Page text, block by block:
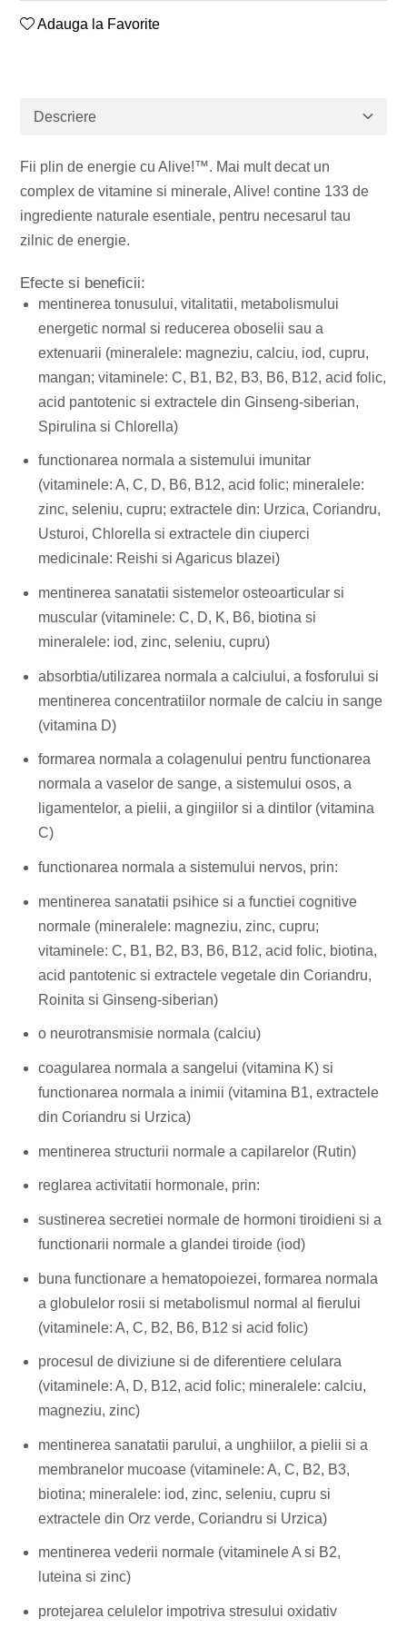
Antioxidanti
Cardiovasculare
Imunitate
Memorie
Somn usor
Produse pentru Ea
Potenta barbati
Produse pentru sportivi
Proteine
Suplimente fitness
Batoane proteice
Pentru antrenament
Mama si copilul
Produse pentru copii
Sarcina si alaptare
Cereale
Leguminoase
Uleiuri alimentare
Unturi alimentare
Produse instant
Lapte
Snacksuri
Superalimente
Atelierul de cafea si ceaiuri
Cafea
Ceaiuri simple
Ceaiuri medicinale compuse
Ceaiuri Maté
Cafea verde
Ulei de Cocos
Ulei de cocos de uz alimentar
Ulei de cocos de uz cosmetic
Alte produse din Cocos
Adauga la Favorite
Descriere
Fii plin de energie cu Alive!™. Mai mult decat un
complex de vitamine si minerale, Alive! contine 133 de
ingrediente naturale esentiale, pentru necesarul tau
zilnic de energie.
Efecte si beneficii:
mentinerea tonusului, vitalitatii, metabolismului
energetic normal si reducerea oboselii sau a
extenuarii (mineralele: magneziu, calciu, iod, cupru,
mangan; vitaminele: C, B1, B2, B3, B6, B12, acid folic,
acid pantotenic si extractele din Ginseng-siberian,
Spirulina si Chlorella)
functionarea normala a sistemului imunitar
(vitaminele: A, C, D, B6, B12, acid folic; mineralele:
zinc, seleniu, cupru; extractele din: Urzica, Coriandru,
Usturoi, Chlorella si extractele din ciuperci
medicinale: Reishi si Agaricus blazei)
mentinerea sanatatii sistemelor osteoarticular si
muscular (vitaminele: C, D, K, B6, biotina si
mineralele: iod, zinc, seleniu, cupru)
absorbtia/utilizarea normala a calciului, a fosforului si
mentinerea concentratiilor normale de calciu in sange
(vitamina D)
formarea normala a colagenului pentru functionarea
normala a vaselor de sange, a sistemului osos, a
ligamentelor, a pielii, a gingiilor si a dintilor (vitamina
C)
functionarea normala a sistemului nervos, prin:
mentinerea sanatatii psihice si a functiei cognitive
normale (mineralele: magneziu, zinc, cupru;
vitaminele: C, B1, B2, B3, B6, B12, acid folic, biotina,
acid pantotenic si extractele vegetale din Coriandru,
Roinita si Ginseng-siberian)
o neurotransmisie normala (calciu)
coagularea normala a sangelui (vitamina K) si
functionarea normala a inimii (vitamina B1, extractele
din Coriandru si Urzica)
mentinerea structurii normale a capilarelor (Rutin)
reglarea activitatii hormonale, prin:
sustinerea secretiei normale de hormoni tiroidieni si a
functionarii normale a glandei tiroide (iod)
buna functionare a hematopoiezei, formarea normala
a globulelor rosii si metabolismul normal al fierului
(vitaminele: A, C, B2, B6, B12 si acid folic)
procesul de diviziune si de diferentiere celulara
(vitaminele: A, D, B12, acid folic; mineralele: calciu,
magneziu, zinc)
mentinerea sanatatii parului, a unghiilor, a pielii si a
membranelor mucoase (vitaminele: A, C, B2, B3,
biotina; mineralele: iod, zinc, seleniu, cupru si
extractele din Orz verde, Coriandru si Urzica)
mentinerea vederii normale (vitaminele A si B2,
luteina si zinc)
protejarea celulelor impotriva stresului oxidativ